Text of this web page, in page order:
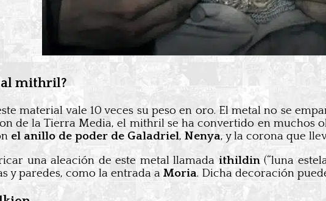
mithril?
material vale 10 veces su peso en oro. El metal no se
de la Tierra Media, el mithril se ha convertido en muchos
el anillo de poder de Galadriel, Nenya, y la corona que
una aleación de este metal llamadaithildin (“luna
y paredes, como la entrada a Moria. Dicha decoración